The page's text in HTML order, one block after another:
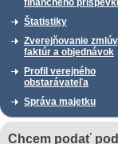
finančného
Štatistiky
Zverejňovanie
faktúr a objednávok
Profil verejného
obstarávateľa
Správa majetku
Chcem podať